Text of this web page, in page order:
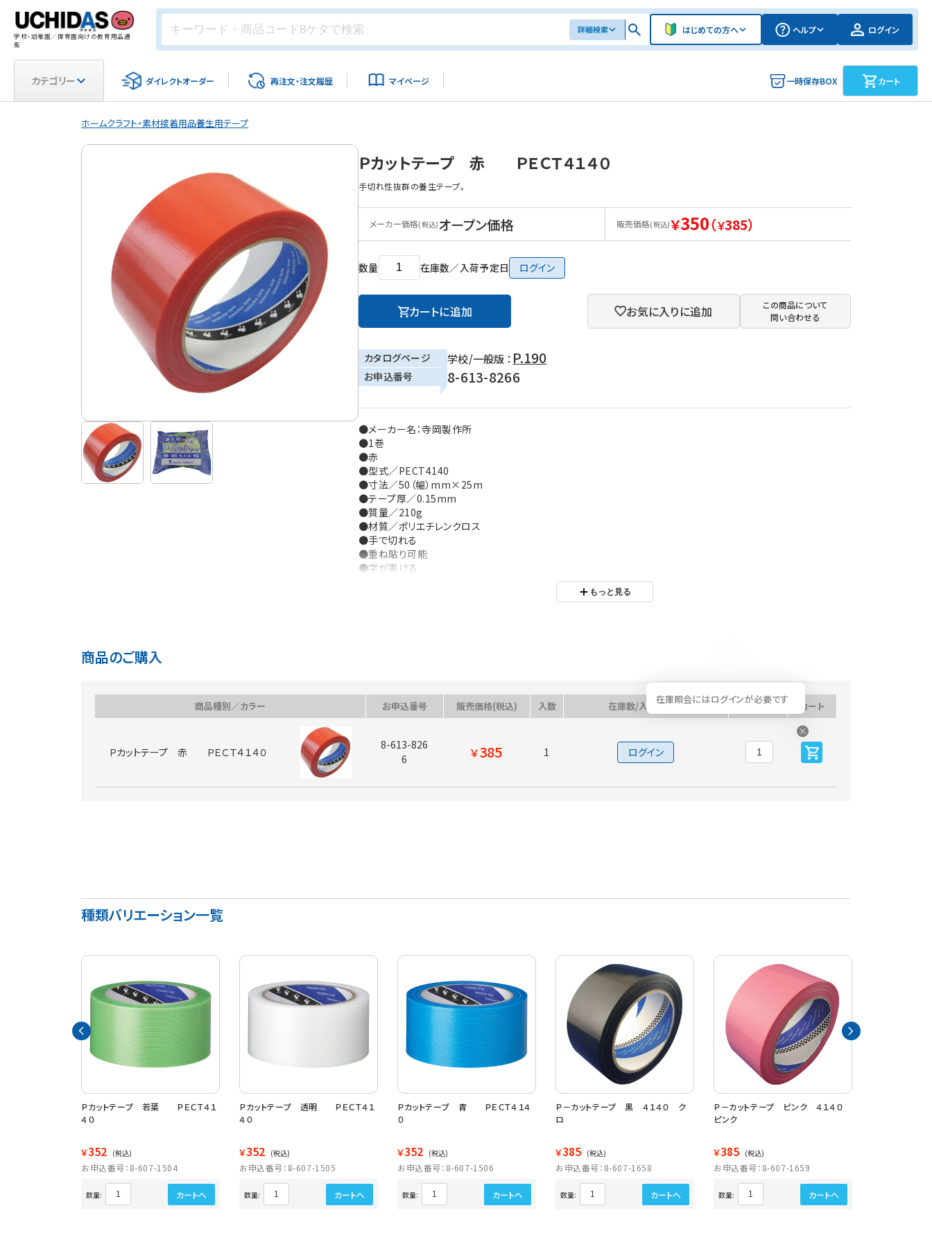
学校・幼稚園／保育園向けの教育用品通
販
詳細検索 はじめての方へ ヘルプ ログイン
カテゴリー ダイレクトオーダー 再注文・注文履歴 マイページ 一時保存BOX カート
ホームクラフト・素材接着用品養生用テープ
Ｐカットテープ 赤 ＰＥＣＴ４１４０
手切れ性抜群の養生テープ。
メーカー価格(税込)オープン価格 販売価格(税込)￥350（￥385）
数量 在庫数／入荷予定日 ログイン
カートに追加 お気に入りに追加
この商品について
問い合わせる
カタログページ 学校/一般版 ： P.190
お申込番号 8-613-8266
●メーカー名：寺岡製作所
●1巻
●赤
●型式／PECT4140
●寸法／50（幅）mm×25m
●テープ厚／0.15mm
●質量／210g
●材質／ポリエチレンクロス
●手で切れる
●重ね貼り可能
●字が書ける
※パッケージデザインは変更になる場合があります。
もっと見る
商品のご購入
商品種別／カラー お申込番号 販売価格(税込) 入数 在庫数/入荷予定日
在庫照会にはログインが必要です
数量 カート
Ｐカットテープ 赤 ＰＥＣＴ４１４０
8-613-826
6
￥385 1 ログイン
種類バリエーション一覧
Ｐカットテープ 若葉 ＰＥＣＴ４１
４０
￥352 (税込)
お申込番号：8-607-1504
数量: カートへ
Ｐカットテープ 透明 ＰＥＣＴ４１
４０
￥352 (税込)
お申込番号：8-607-1505
数量: カートへ
Ｐカットテープ 青 ＰＥＣＴ４１４
０
￥352 (税込)
お申込番号：8-607-1506
数量: カートへ
Ｐ－カットテープ 黒 ４１４０ ク
ロ
￥385 (税込)
お申込番号：8-607-1658
数量: カートへ
Ｐ－カットテープ ピンク ４１４０
ピンク
￥385 (税込)
お申込番号：8-607-1659
数量: カートへ